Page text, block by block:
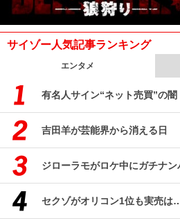
サイゾー人気記事ランキング
エンタメ
有名人サイン“ネット売買”の闇
吉田羊が芸能界から消える日
ジローラモがロケ中にガチナン
セクゾがオリコン1位も実売